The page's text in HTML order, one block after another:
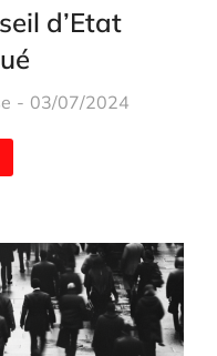
d’Etat
03/07/2024